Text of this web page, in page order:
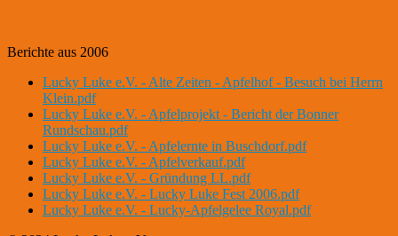
Berichte aus 2006
Lucky Luke e.V. - Alte Zeiten - Apfelhof - Besuch bei Herrn
Klein.pdf
Lucky Luke e.V. - Apfelprojekt - Bericht der Bonner
Rundschau.pdf
Lucky Luke e.V. - Apfelernte in Buschdorf.pdf
Lucky Luke e.V. - Apfelverkauf.pdf
Lucky Luke e.V. - Gründung LL.pdf
Lucky Luke e.V. - Lucky Luke Fest 2006.pdf
Lucky Luke e.V. - Lucky-Apfelgelee Royal.pdf